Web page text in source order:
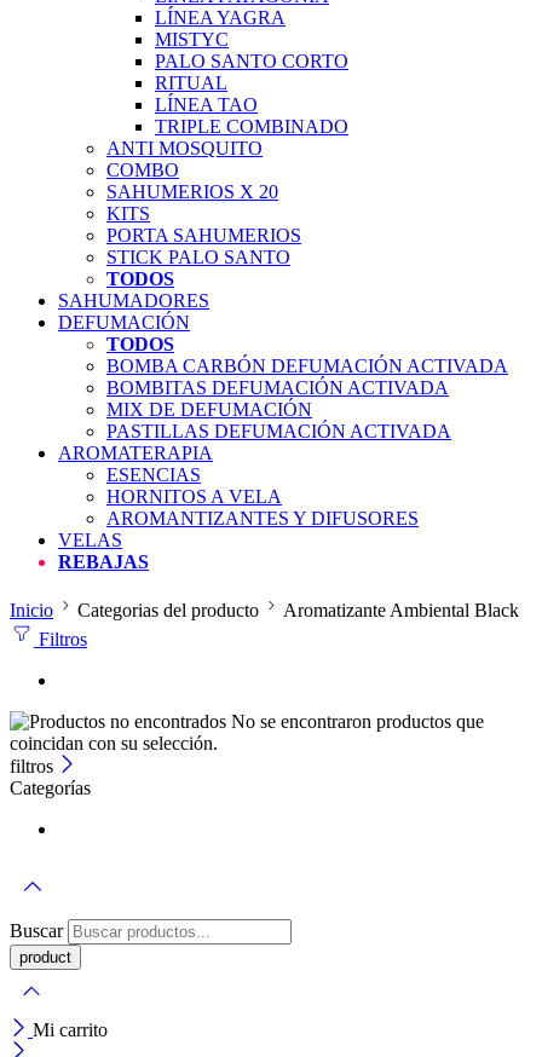
LÍNEA YAGRA
MISTYC
PALO SANTO CORTO
RITUAL
LÍNEA TAO
TRIPLE COMBINADO
ANTI MOSQUITO
COMBO
SAHUMERIOS X 20
KITS
PORTA SAHUMERIOS
STICK PALO SANTO
TODOS
SAHUMADORES
DEFUMACIÓN
TODOS
BOMBA CARBÓN DEFUMACIÓN ACTIVADA
BOMBITAS DEFUMACIÓN ACTIVADA
MIX DE DEFUMACIÓN
PASTILLAS DEFUMACIÓN ACTIVADA
AROMATERAPIA
ESENCIAS
HORNITOS A VELA
AROMANTIZANTES Y DIFUSORES
VELAS
REBAJAS
Inicio Categorias del producto
Aromatizante Ambiental Black
Filtros
No se encontraron productos que
coincidan con su selección.
filtros
Categorías
Buscar
Mi carrito